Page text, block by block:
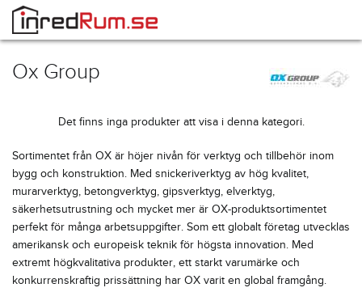
Ox Group
Det finns inga produkter att visa i denna kategori.
Sortimentet från OX är höjer nivån för verktyg och tillbehör inom
bygg och konstruktion. Med snickeriverktyg av hög kvalitet,
murarverktyg, betongverktyg, gipsverktyg, elverktyg,
säkerhetsutrustning och mycket mer är OX-produktsortimentet
perfekt för många arbetsuppgifter. Som ett globalt företag utvecklas
amerikansk och europeisk teknik för högsta innovation. Med
extremt högkvalitativa produkter, ett starkt varumärke och
konkurrenskraftig prissättning har OX varit en global framgång.